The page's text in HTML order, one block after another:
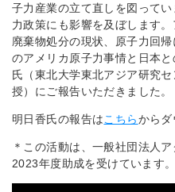
子力産業の立て直しを図って
力政策にも影響を及ぼします
廃棄物処分の現状、原子力回
のアメリカ原子力事情と日本
氏（東北大学東北アジア研究
授）にご報告いただきました。
明日香氏の報告はこちらからダ
＊この活動は、一般社団法人
2023年度助成を受けています。